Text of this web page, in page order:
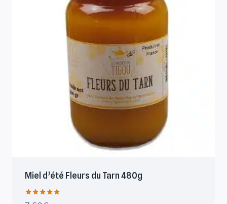
Miel d’été Fleurs du Tarn 480g
Note